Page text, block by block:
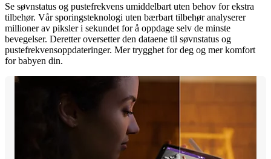
Se søvnstatus og pustefrekvens umiddelbart uten behov for ekstra
tilbehør. Vår sporingsteknologi uten bærbart tilbehør analyserer
millioner av piksler i sekundet for å oppdage selv de minste
bevegelser. Deretter oversetter den dataene til søvnstatus og
pustefrekvensoppdateringer. Mer trygghet for deg og mer komfort
for babyen din.